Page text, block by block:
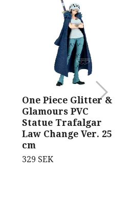
One Piece Glitter &
Glamours PVC
Statue Trafalgar
Law Change Ver. 25
cm
329 SEK